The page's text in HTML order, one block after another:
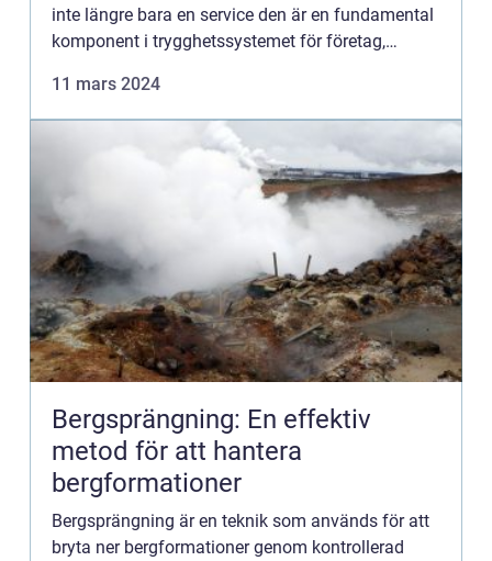
inte längre bara en service den är en fundamental
komponent i trygghetssystemet för företag,
11 mars 2024
Bergsprängning: En effektiv
metod för att hantera
bergformationer
Bergsprängning är en teknik som används för att
bryta ner bergformationer genom kontrollerad